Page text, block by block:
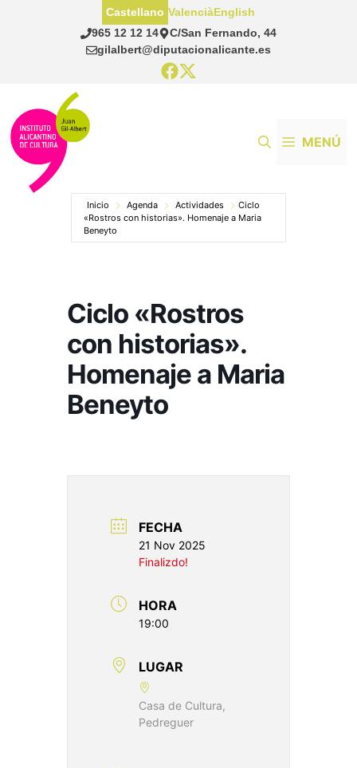
965 12 12 14
C/San Fernando, 44
gilalbert@diputacionalicante.es
Castellano ValenciàEnglish
MENÚ
Inicio Agenda Actividades
Ciclo
«Rostros con historias». Homenaje a Maria
Beneyto
Ciclo «Rostros
con historias».
Homenaje a Maria
Beneyto
FECHA
21 Nov 2025
Finalizdo!
HORA
19:00
LUGAR
Casa de Cultura,
Pedreguer